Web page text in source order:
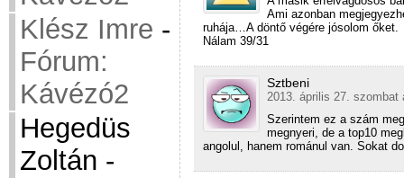
Klész Imre -
Fórum:
Kávézó2
Hegedüs
Zoltán -
Ami azonban
ruhája…A döntő végére jósolom őket.
Nálam 39/31
Sztbeni
2013. április 27. szombat
Szerintem ez a szám
megnyeri, de a top10
angolul, hanem románul van. Sokat